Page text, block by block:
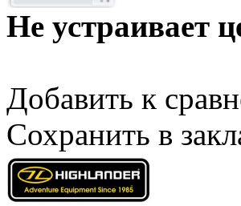
Не устраивает
Добавить к
Сохранить в